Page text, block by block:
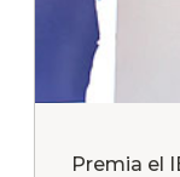
Premia el